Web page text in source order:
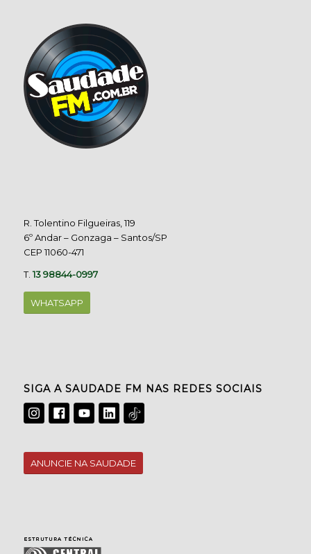
R. Tolentino Filgueiras, 119
6º Andar – Gonzaga – Santos/SP
CEP 11060-471
T.13 98844-0997
WHATSAPP
SIGA A SAUDADE FM NAS REDES SOCIAIS
ANUNCIE NA SAUDADE